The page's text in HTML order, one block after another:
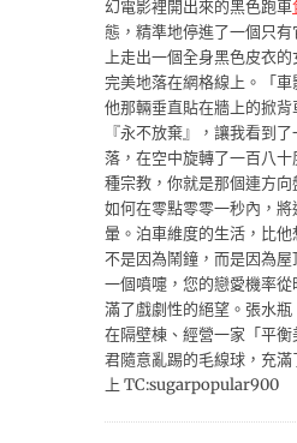
幻電影裡開出來的黑色跑車
態，精準地停進了一個只
上走出一個全身黑色皮衣
完美地落在網格線上。「
他那輛垂直貼在牆上的掀
『永不放棄』，讓我看到
落，在空中旋轉了一百八
種宗教，你就是那個連方
如何在零點零零一秒內，
暈。泊車維度的生活，比
不是因為鬧鐘，而是因為
一個噴嚏，您的戀愛機率
滿了戲劇性的絕望。張水
在隔壁棟、經營一家「平
君隨意亂踢的毛線球，充
上 TC:sugarpopular900